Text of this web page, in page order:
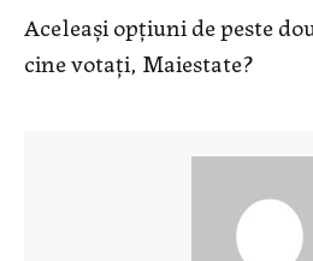
Aceleași opțiuni de peste
cine votați, Maiestate?